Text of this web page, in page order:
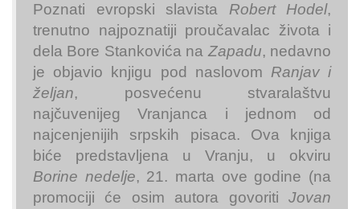
Poznati evropski slavista Robert Hodel,
trenutno najpoznatiji proučavalac života i
dela Bore Stankovića naZapadu, nedavno
je objavio knjigu pod naslovom Ranjav i
željan, posvećenu stvaralaštvu
najčuvenijeg Vranjanca i jednom od
najcenjenijih srpskih pisaca. Ova knjiga
biće predstavljena u Vranju, u okviru
Borine nedelje, 21. marta ove godine (na
promociji će osim autora govoriti Jovan